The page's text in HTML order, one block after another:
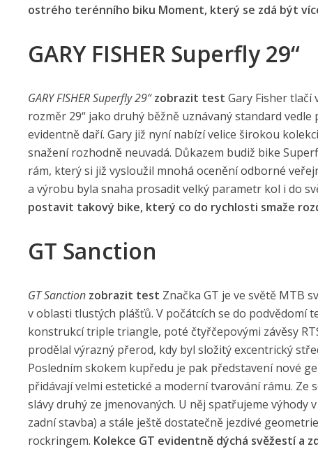
ostrého terénního biku Moment, který se zdá být
GARY FISHER Superfly 29“
GARY FISHER Superfly 29“ zobrazit test Gary Fisher tlačí
rozměr 29“ jako druhý běžně uznávaný standard
evidentně daří. Gary již nyní nabízí velice širokou
snažení rozhodně neuvadá. Důkazem budiž bike
rám, který si již vysloužil mnohá ocenění odborné
a výrobu byla snaha prosadit velký parametr kol i do
postavit takový bike, který co do rychlosti smaže
GT Sanction
GT Sanction zobrazit test Značka GT je ve světě MTB
v oblasti tlustých plášťů. V počátcích se do podvědomí
konstrukcí triple triangle, poté čtyřčepovými závěsy
prodělal výrazný přerod, kdy byl složitý excentrický
Posledním skokem kupředu je pak představení nové
přidávají velmi estetické a moderní tvarování rámu. Ze
slávy druhý ze jmenovaných. U něj spatřujeme výhody
zadní stavba) a stále ještě dostatečně jezdivé
rockringem. Kolekce GT evidentně dýchá svěžestí a